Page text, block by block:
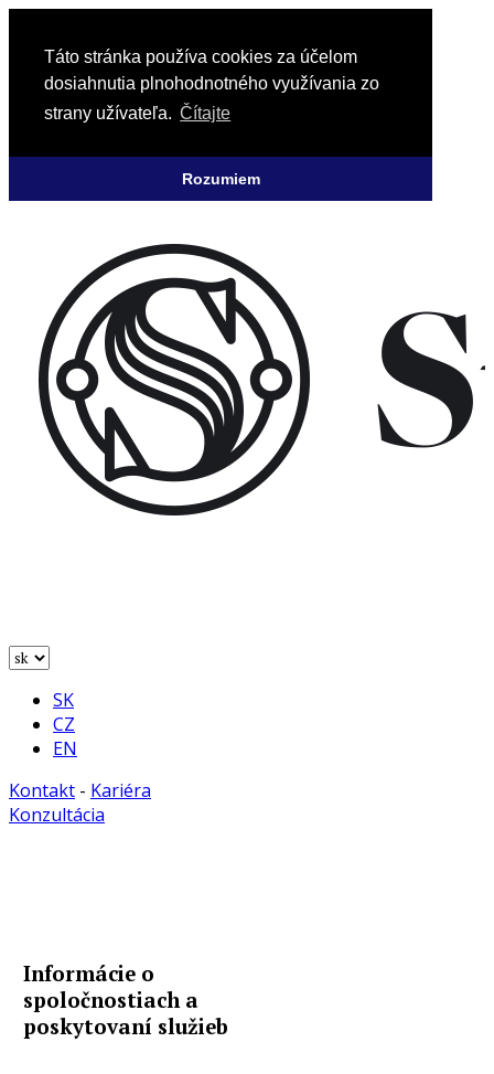
Táto stránka používa cookies za účelom
dosiahnutia plnohodnotného využívania zo
strany užívateľa. Čítajte
Rozumiem
SK
CZ
EN
Kontakt - Kariéra
Konzultácia
Informácie o
spoločnostiach a
poskytovaní služieb